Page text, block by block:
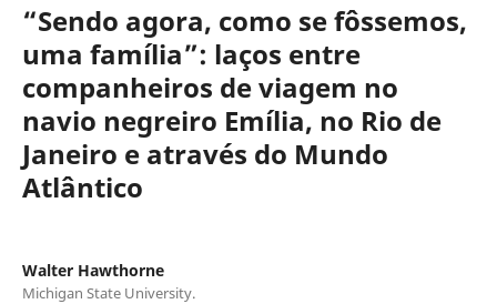
“Sendo agora, como se fôssemos,
uma família”: laços entre
companheiros de viagem no
navio negreiro Emília, no Rio de
Janeiro e através do Mundo
Atlântico
Walter Hawthorne
Michigan State University.